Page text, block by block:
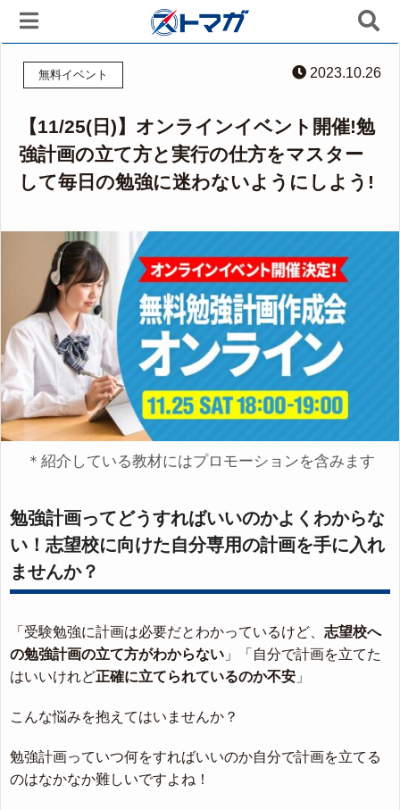
無料イベント 2023.10.26
【11/25(日)】オンラインイベント開催!勉
強計画の立て方と実行の仕方をマスター
して毎日の勉強に迷わないようにしよう!
＊紹介している教材にはプロモーションを含みます
勉強計画ってどうすればいいのかよくわからな
い！志望校に向けた自分専用の計画を手に入れ
ませんか？
「受験勉強に計画は必要だとわかっているけど、 志望校へ
の勉強計画の立て方がわからない 」「自分で計画を立てた
はいいけれど正確に立てられているのか不安 」
こんな悩みを抱えてはいませんか？
勉強計画っていつ何をすればいいのか自分で計画を立てる
のはなかなか難しいですよね！